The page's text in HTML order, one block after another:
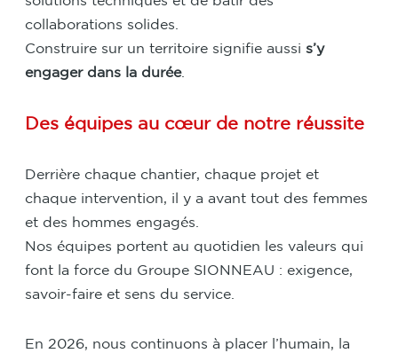
collaborations solides.
Construire sur un territoire signifie aussi s’y
engager dans la durée.
Des équipes au cœur de notre réussite
Derrière chaque chantier, chaque projet et
chaque intervention, il y a avant tout des femmes
et des hommes engagés.
Nos équipes portent au quotidien les valeurs qui
font la force du Groupe SIONNEAU : exigence,
savoir-faire et sens du service.
En 2026, nous continuons à placer l’humain, la